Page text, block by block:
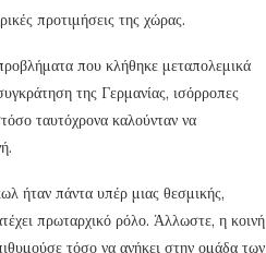
προτιμήσεις της χώρας.
που κλήθηκε μεταπολεμικά
της Γερμανίας, ισόρροπες
ταυτόχρονα καλούνταν να
ήταν πάντα υπέρ μιας θεσμικής,
πρωταρχικό ρόλο. Άλλωστε, η κοινή
τόσο να ανήκει στην ομάδα των